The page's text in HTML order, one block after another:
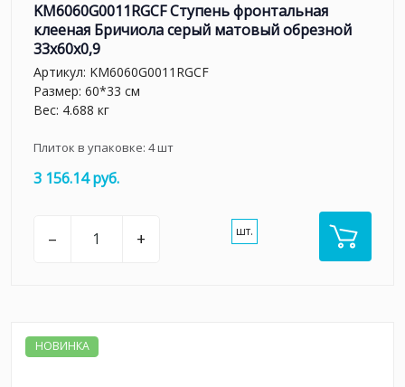
KM6060G0011RGCF Ступень фронтальная
клееная Бричиола серый матовый обрезной
33x60x0,9
Артикул: KM6060G0011RGCF
Размер: 60*33 см
Вес: 4.688 кг
Плиток в упаковке: 4шт
3 156.14 руб.
– + шт.
НОВИНКА